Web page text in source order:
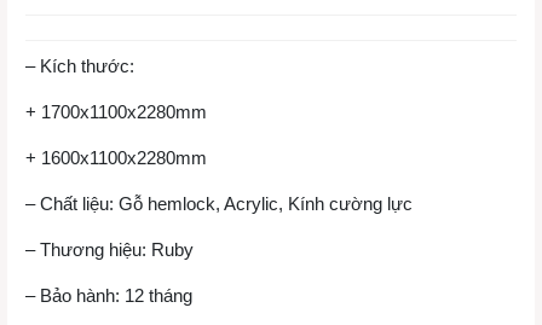
– Kích thước:
+ 1700x1100x2280mm
+ 1600x1100x2280mm
– Chất liệu: Gỗ hemlock, Acrylic, Kính cường lực
– Thương hiệu: Ruby
– Bảo hành: 12 tháng